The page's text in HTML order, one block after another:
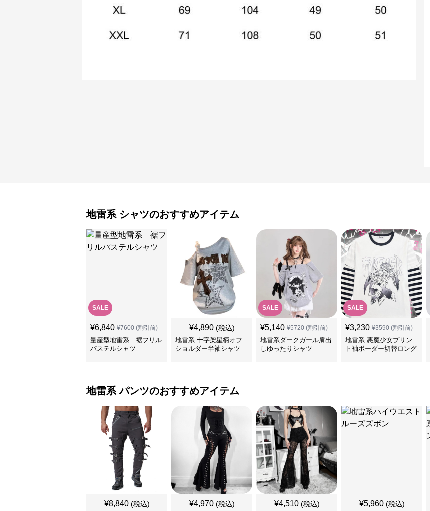
地雷系 シャツのおすすめアイテム
SALE
¥6,840 ¥7600(割引前)
量産型地雷系 裾フリル
パステルシャツ
¥4,890 (税込)
地雷系 十字架星柄オフ
ショルダー半袖シャツ
SALE
¥5,140 ¥5720(割引前)
地雷系ダークガール肩出
しゆったりシャツ
SALE
¥3,230 ¥3590(割引前)
地雷系 悪魔少女プリン
ト袖ボーダー切替ロング
地雷系 パンツのおすすめアイテム
¥8,840 (税込) ¥4,970 (税込) ¥4,510 (税込) ¥5,960 (税込)